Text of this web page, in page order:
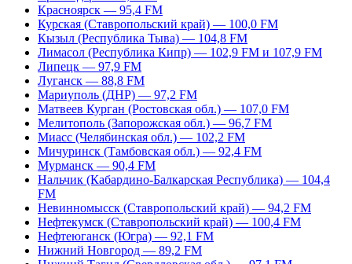
Красноярск — 95,4 FM
Курская (Ставропольский край) — 100,0 FM
Кызыл (Республика Тыва) — 104,8 FM
Лимасол (Республика Кипр) — 102,9 FM и 107,9 FM
Липецк — 97,9 FM
Луганск — 88,8 FM
Мариуполь (ДНР) — 97,2 FM
Матвеев Курган (Ростовская обл.) — 107,0 FM
Мелитополь (Запорожская обл.) — 96,7 FM
Миасс (Челябинская обл.) — 102,2 FM
Мичуринск (Тамбовская обл.) — 92,4 FM
Мурманск — 90,4 FM
Нальчик (Кабардино-Балкарская Республика) — 104,4
FM
Невинномысск (Ставропольский край) — 94,2 FM
Нефтекумск (Ставропольский край) — 100,4 FM
Нефтеюганск (Югра) — 92,1 FM
Нижний Новгород — 89,2 FM